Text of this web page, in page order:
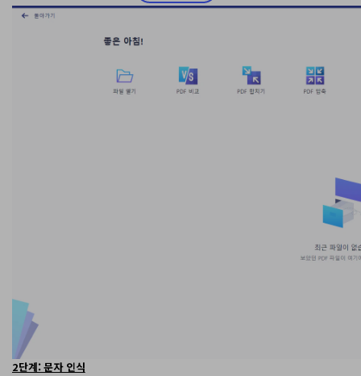
PDF 데이터 추출
AI PDF 요약기
PDF 전자 서명
2단계: 문자 인식